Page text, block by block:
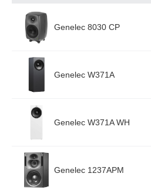
Genelec 8030 CP
Genelec W371A
Genelec W371A WH
Genelec 1237APM